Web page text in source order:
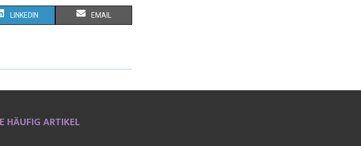
LINKEDIN EMAIL
HÄUFIG ARTIKEL